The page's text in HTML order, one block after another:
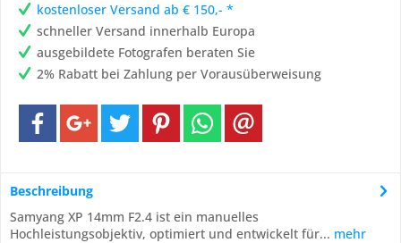
kostenloser Versand ab € 150,- *
schneller Versand innerhalb Europa
ausgebildete Fotografen beraten Sie
2% Rabatt bei Zahlung per Vorausüberweisung
Beschreibung
Samyang XP 14mm F2.4 ist ein manuelles
Hochleistungsobjektiv, optimiert und entwickelt für... mehr